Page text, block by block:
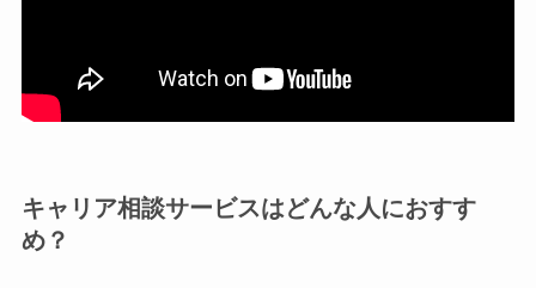
キャリア相談サービスはどんな人におすす
め？